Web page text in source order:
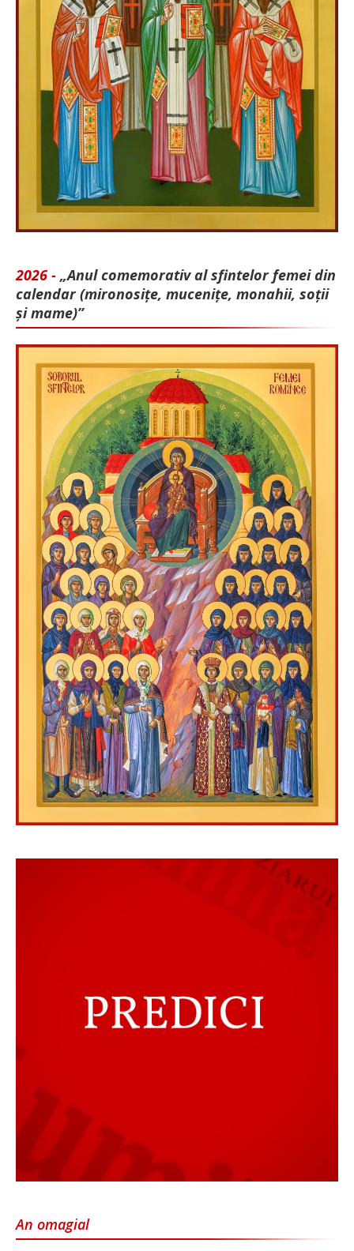
2026 - „Anul comemorativ al sfintelor femei din
calendar (mironosițe, mu­cenițe, monahii, soții
și mame)”
An omagial